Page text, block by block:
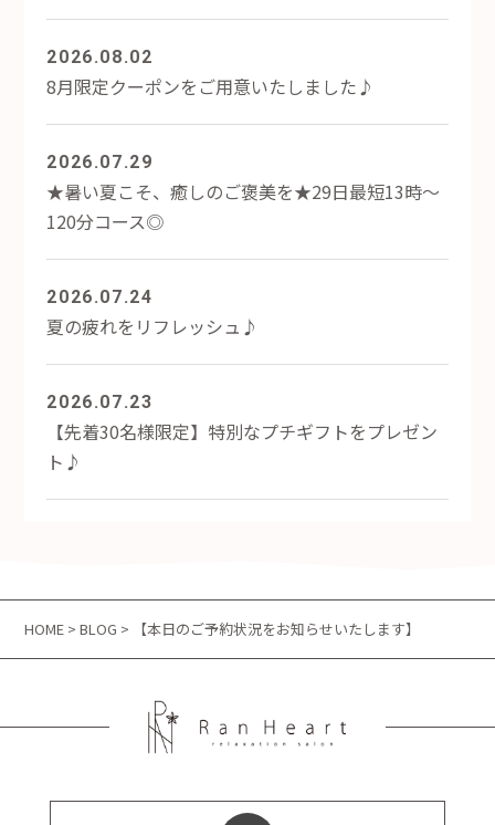
2026.08.02
8月限定クーポンをご用意いたしました♪
2026.07.29
★暑い夏こそ、癒しのご褒美を★29日最短13時～
120分コース◎
2026.07.24
夏の疲れをリフレッシュ♪
2026.07.23
【先着30名様限定】特別なプチギフトをプレゼン
ト♪
HOME >BLOG > 【本日のご予約状況をお知らせいたします】